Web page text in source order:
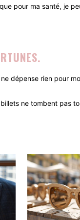
pour ma santé, je
dépense rien pour
ne tombent pas